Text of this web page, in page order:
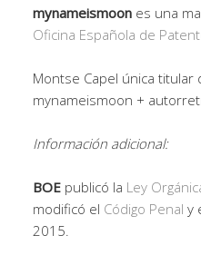
mynameismoon es una
Oficina Española de
Montse Capel única titular
mynameismoon +
Información adicional:
BOE publicó la Ley
modificó el Código Penal y
2015.